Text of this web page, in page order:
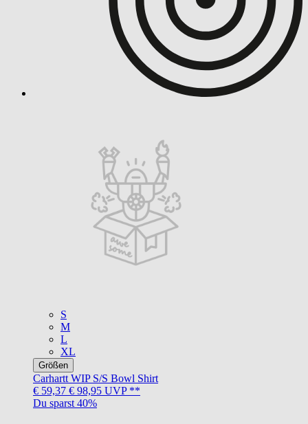
S
M
L
XL
Größen
Carhartt WIP S/S Bowl Shirt
€ 59,37 € 98,95 UVP **
Du sparst 40%